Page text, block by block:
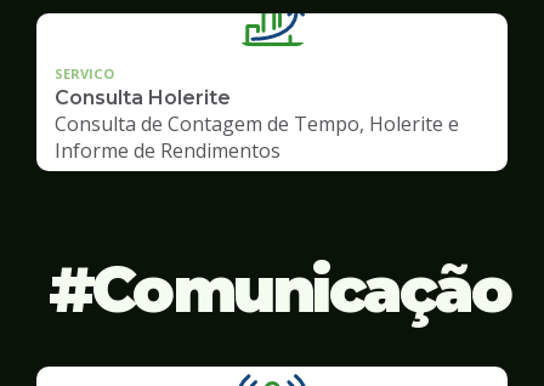
SERVICO
Consulta Holerite
Consulta de Contagem de Tempo, Holerite e
Informe de Rendimentos
Comunicação